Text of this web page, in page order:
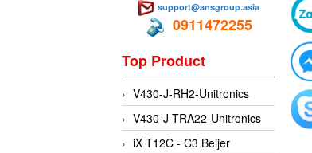
support@ansgroup.asia
0911472255
Top Product
V430-J-RH2-Unitronics
V430-J-TRA22-Unitronics
iX T12C - C3 Beijer